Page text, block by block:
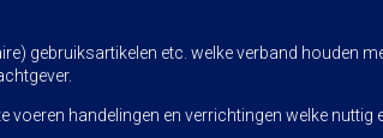
gebruiksartikelen etc. welke verband houden
handelingen en verrichtingen welke nuttig